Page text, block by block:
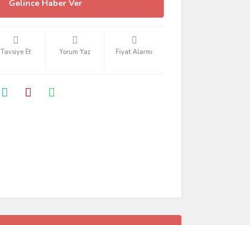
Gelince Haber Ver
Tavsiye Et Yorum Yaz Fiyat Alarmı